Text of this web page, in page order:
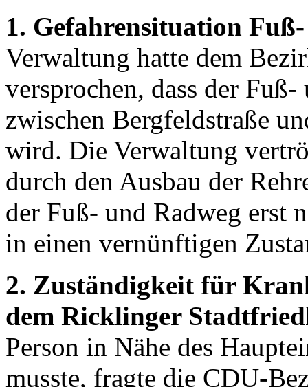
1. Gefahrensituation
Verwaltung hatte dem
versprochen, dass der
zwischen Bergfeldstraße
wird. Die Verwaltung
durch den Ausbau der
der Fuß- und Radweg erst
in einen vernünftigen
2. Zuständigkeit für
dem Ricklinger
Person in Nähe des
musste, fragte die CDU-